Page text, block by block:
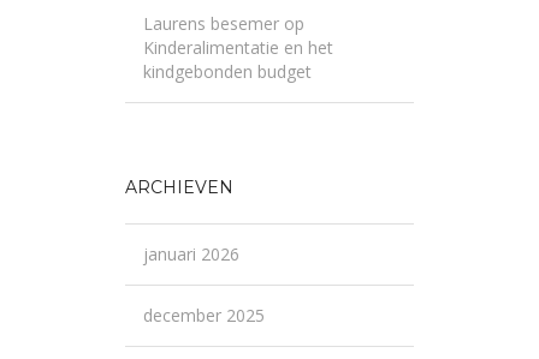
Laurens besemer op
Kinderalimentatie en het
kindgebonden budget
ARCHIEVEN
januari 2026
december 2025